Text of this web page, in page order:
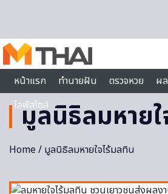
หน้าแรก
ทำนายฝัน ตรวจหวย ผ
ไลฟ์สไตล์
มูลนิธิลมหาย
Home/ มูลนิธิลมหายใจไร้มลทิน